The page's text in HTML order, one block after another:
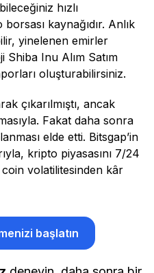
hızlı
kaynağıdır. Anlık
yinelenen emirler
Inu Alım Satım
oluşturabilirsiniz.
çıkarılmıştı, ancak
Fakat daha sonra
elde etti. Bitsgap’in
kripto piyasasını 7/24
volatilitesinden kâr
başlatın